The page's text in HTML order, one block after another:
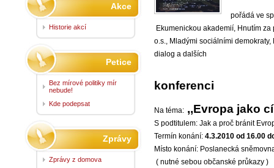
pořádá ve
Ekumenickou akademií, Hnutím za
o.s., Mladými sociálními
dialog a dalších
konferenci
Na téma: ,,Evropa jako
S podtitulem: Jak a proč bránit
Termín konání: 4.3.2010 od 16.00
Místo konání: Poslanecká
( nutné sebou občanské průkazy )
Akce
Historie akcí
Petice
Bez mírové politiky mír
nebude!
Kde podepsat
Zprávy
Zprávy z domova